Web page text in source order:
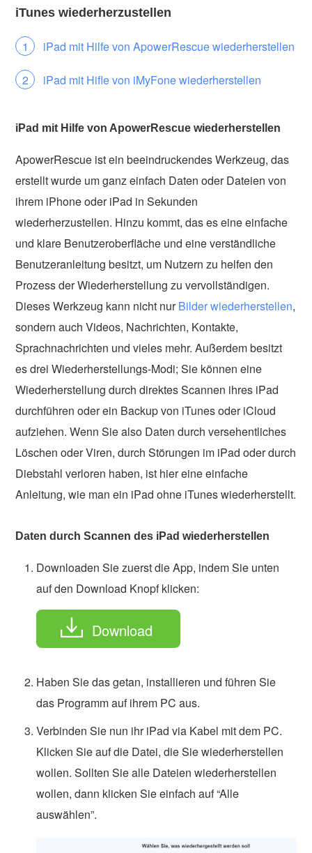
iTunes wiederherzustellen
iPad mit Hilfe von ApowerRescue wiederherstellen
iPad mit Hifle von iMyFone wiederherstellen
iPad mit Hilfe von ApowerRescue wiederherstellen
ApowerRescue ist ein beeindruckendes Werkzeug, das
erstellt wurde um ganz einfach Daten oder Dateien von
ihrem iPhone oder iPad in Sekunden
wiederherzustellen. Hinzu kommt, das es eine einfache
und klare Benutzeroberfläche und eine verständliche
Benutzeranleitung besitzt, um Nutzern zu helfen den
Prozess der Wiederherstellung zu vervollständigen.
Dieses Werkzeug kann nicht nurBilder wiederherstellen,
sondern auch Videos, Nachrichten, Kontakte,
Sprachnachrichten und vieles mehr. Außerdem besitzt
es drei Wiederherstellungs-Modi; Sie können eine
Wiederherstellung durch direktes Scannen ihres iPad
durchführen oder ein Backup von iTunes oder iCloud
aufziehen. Wenn Sie also Daten durch versehentliches
Löschen oder Viren, durch Störungen im iPad oder durch
Diebstahl verloren haben, ist hier eine einfache
Anleitung, wie man ein iPad ohne iTunes wiederherstellt.
Daten durch Scannen des iPad wiederherstellen
Downloaden Sie zuerst die App, indem Sie unten
auf den Download Knopf klicken:
Download
Haben Sie das getan, installieren und führen Sie
das Programm auf ihrem PC aus.
Verbinden Sie nun ihr iPad via Kabel mit dem PC.
Klicken Sie auf die Datei, die Sie wiederherstellen
wollen. Sollten Sie alle Dateien wiederherstellen
wollen, dann klicken Sie einfach auf “Alle
auswählen”.